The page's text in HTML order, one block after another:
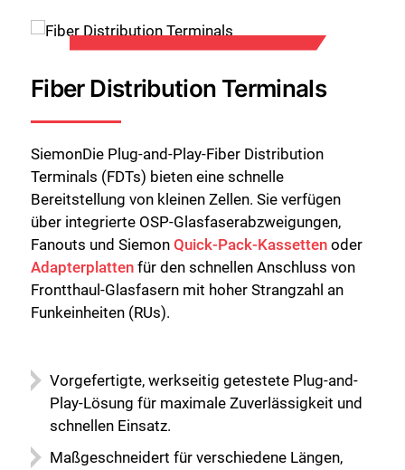
Fiber Distribution Terminals
SiemonDie Plug-and-Play-Fiber Distribution
Terminals (FDTs) bieten eine schnelle
Bereitstellung von kleinen Zellen. Sie verfügen
über integrierte OSP-Glasfaserabzweigungen,
Fanouts und Siemon Quick-Pack-Kassetten oder
Adapterplatten für den schnellen Anschluss von
Frontthaul-Glasfasern mit hoher Strangzahl an
Funkeinheiten (RUs).
Vorgefertigte, werkseitig getestete Plug-and-
Play-Lösung für maximale Zuverlässigkeit und
schnellen Einsatz.
Maßgeschneidert für verschiedene Längen,